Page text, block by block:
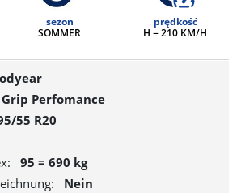
sezon
SOMMER
prędkość
H = 210 KM/H
Perfomance
55 R20
95 = 690 kg
Nein